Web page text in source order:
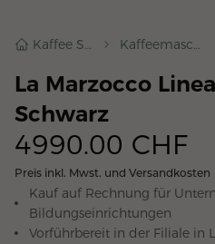
Kaffee Shop Kaffeemaschinen
La Marzocco
Schwarz
4990.00 CHF
Preis inkl. Mwst. und Versandkosten
Kauf auf Rechnung für
Bildungseinrichtungen
Vorführbereit in der Filiale in